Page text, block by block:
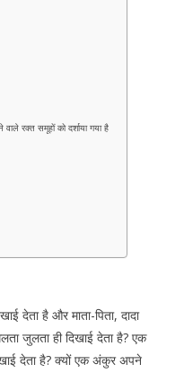
रक्त समूहों को दर्शाया गया है
देता है और माता-पिता, दादा
जुलता ही दिखाई देता है? एक
देता है? क्यों एक अंकुर अपने